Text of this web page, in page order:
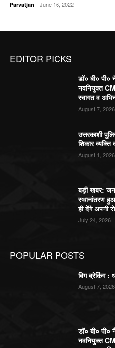
Parvatjan -June 16, 2022
EDITOR PICKS
डॉ० बी० पी०
नवनियुक्त
स्वागत व
August 7, 2026
उत्तरकाशी
शिकार
August 1, 2026
बड़ी खबर: जन
स्थानांतरण
ही देंगे अपनी
July 24, 2026
POPULAR POSTS
बिग ब्रेकिंग :
August 7, 2026
डॉ० बी० पी०
नवनियुक्त